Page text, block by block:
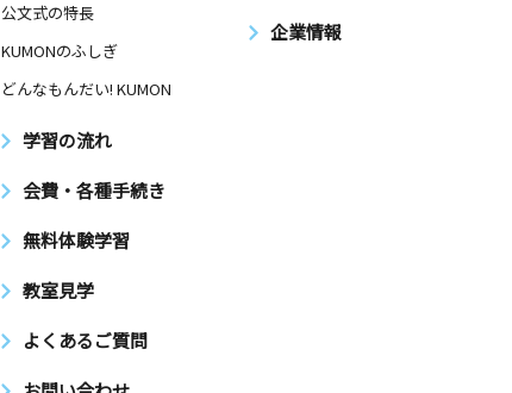
公文式の特長
KUMONのふしぎ
どんなもんだい! KUMON
学習の流れ
会費・各種手続き
無料体験学習
教室見学
よくあるご質問
企業情報